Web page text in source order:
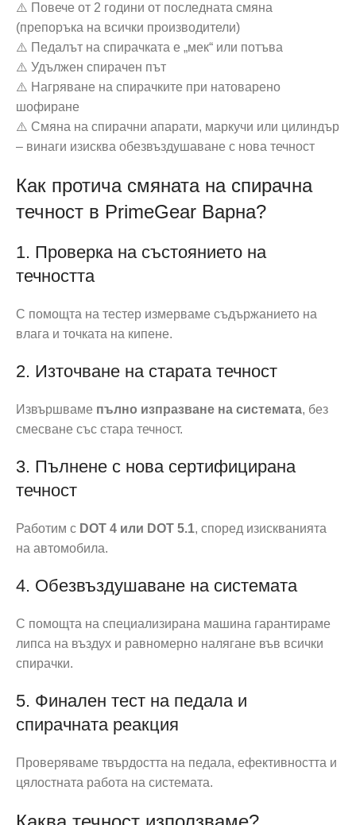
⚠️ Повече от 2 години от последната смяна
(препоръка на всички производители)
⚠️ Педалът на спирачката е „мек“ или потъва
⚠️ Удължен спирачен път
⚠️ Нагряване на спирачките при натоварено
шофиране
⚠️ Смяна на спирачни апарати, маркучи или цилиндър
– винаги изисква обезвъздушаване с нова течност
Как протича смяната на спирачна
течност в PrimeGear Варна?
1. Проверка на състоянието на
течността
С помощта на тестер измерваме съдържанието на
влага и точката на кипене.
2. Източване на старата течност
Извършваме пълно изпразване на системата, без
смесване със стара течност.
3. Пълнене с нова сертифицирана
течност
Работим с DOT 4 или DOT 5.1, според изискванията
на автомобила.
4. Обезвъздушаване на системата
С помощта на специализирана машина гарантираме
липса на въздух и равномерно налягане във всички
спирачки.
5. Финален тест на педала и
спирачната реакция
Проверяваме твърдостта на педала, ефективността и
цялостната работа на системата.